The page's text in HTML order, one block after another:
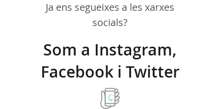
Ja ens segueixes a les xarxes
socials?
Som a Instagram,
Facebook i Twitter